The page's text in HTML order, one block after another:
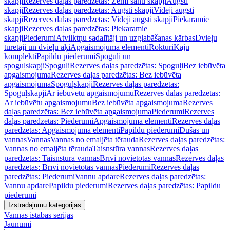
skapjiRezerves daļas paredzētas: Augsti skapjiVidēji augsti
skapjiRezerves daļas paredzētas: Vidēji augsti skapjiPiekaramie
skapjiRezerves daļas paredzētas: Piekaramie
skapjiPiederumiAtvilktņu sadalītāji un uzglabāšanas kārbasDvieļu
turētāji un dvieļu āķiApgaismojuma elementiRokturiKāju
komplektiPapildu piederumiSpoguļi un
spoguļskapjiSpoguļiRezerves daļas paredzētas: SpoguļiBez iebūvēta
apgaismojumaRezerves daļas paredzētas: Bez iebūvēta
apgaismojumaSpoguļskapjiRezerves daļas paredzētas:
SpoguļskapjiAr iebūvētu apgaismojumuRezerves daļas paredzētas:
Ar iebūvētu apgaismojumuBez iebūvēta apgaismojumaRezerves
daļas paredzētas: Bez iebūvēta apgaismojumaPiederumiRezerves
daļas paredzētas: PiederumiApgaismojuma elementiRezerves daļas
paredzētas: Apgaismojuma elementiPapildu piederumiDušas un
vannasVannasVannas no emaljēta tēraudaRezerves daļas paredzētas:
Vannas no emaljēta tēraudaTaisnstūra vannasRezerves daļas
paredzētas: Taisnstūra vannasBrīvi novietotas vannasRezerves daļas
paredzētas: Brīvi novietotas vannasPiederumiRezerves daļas
paredzētas: PiederumiVannu apdareRezerves daļas paredzētas:
Vannu apdarePapildu piederumiRezerves daļas paredzētas: Papildu
piederumi
Izstrādājumu kategorijas
Vannas istabas sērijas
Jaunumi